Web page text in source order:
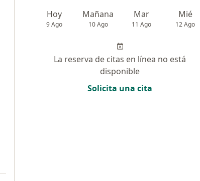
Hoy
9 Ago
Mañana
10 Ago
Mar
11 Ago
Mié
12 Ago
La reserva de citas en línea no está
disponible
Solicita una cita